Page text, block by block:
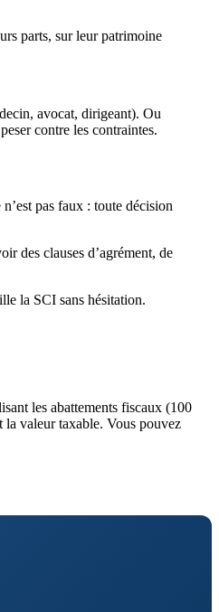
parts, sur leur patrimoine
avocat, dirigeant). Ou
contre les contraintes.
pas faux : toute décision
des clauses d’agrément, de
la SCI sans hésitation.
les abattements fiscaux (100
la valeur taxable. Vous pouvez